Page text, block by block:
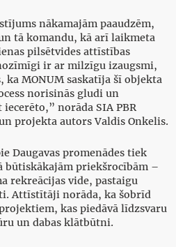
nākamajām paaudzēm,
tā komandu, kā arī laikmeta
pilsētvides attīstības
ir ar milzīgu izaugsmi,
ka MONUM saskatīja šī objekta
norisinās gludi un
norāda SIA PBR
projekta autors Valdis Onkelis.
Daugavas promenādes tiek
būtiskākajām priekšrocībām –
rekreācijas vide, pastaigu
Attīstītāji norāda, ka šobrīd
kas piedāvā līdzsvaru
un dabas klātbūtni.